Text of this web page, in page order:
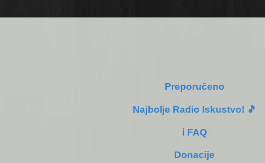
Preporučeno
Najbolje Radio Iskustvo! 🎵
ℹ️ FAQ
Donacije